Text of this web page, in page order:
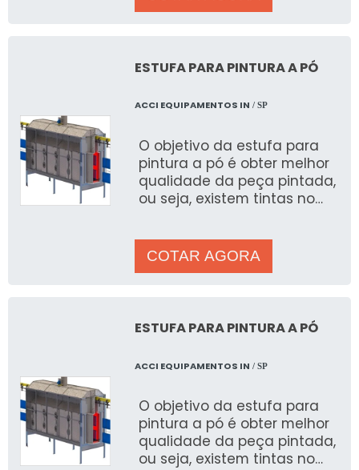
ESTUFA PARA PINTURA A PÓ
ACCI EQUIPAMENTOS IN / SP
O objetivo da estufa para
pintura a pó é obter melhor
qualidade da peça pintada,
ou seja, existem tintas no
COTAR AGORA
ESTUFA PARA PINTURA A PÓ
ACCI EQUIPAMENTOS IN / SP
O objetivo da estufa para
pintura a pó é obter melhor
qualidade da peça pintada,
ou seja, existem tintas no